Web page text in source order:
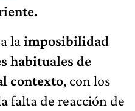
laimposibilidad
habituales de
contexto, con los
falta de reacción de